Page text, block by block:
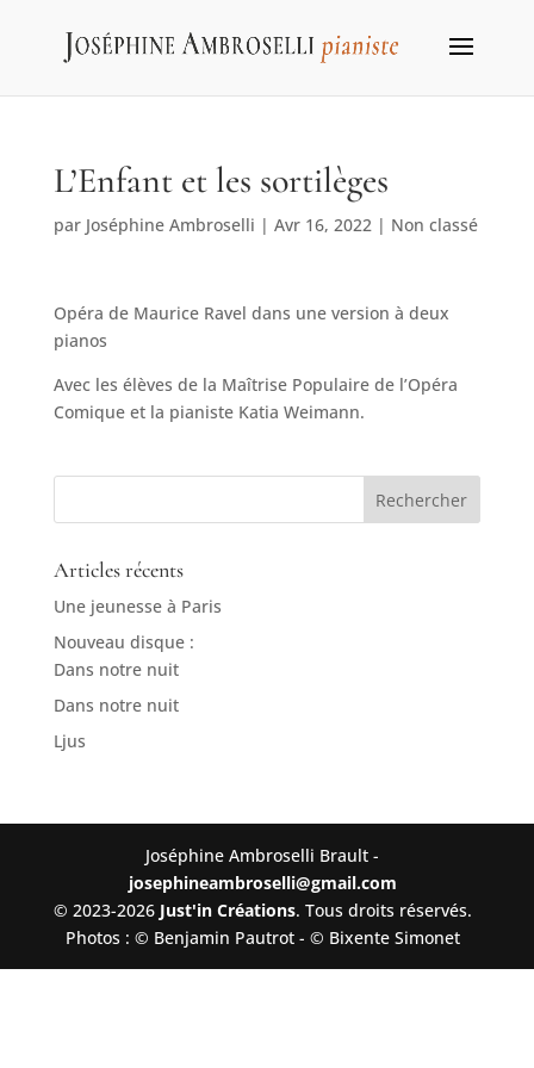
L’Enfant et les sortilèges
par Joséphine Ambroselli | Avr 16, 2022| Non classé
Opéra de Maurice Ravel dans une version à deux
pianos
Avec les élèves de la Maîtrise Populaire de l’Opéra
Comique et la pianiste Katia Weimann.
Articles récents
Une jeunesse à Paris
Nouveau disque :
Dans notre nuit
Dans notre nuit
Ljus
Joséphine Ambroselli Brault -
josephineambroselli@gmail.com
© 2023-2026 Just'in Créations. Tous droits réservés.
Photos : © Benjamin Pautrot - © Bixente Simonet